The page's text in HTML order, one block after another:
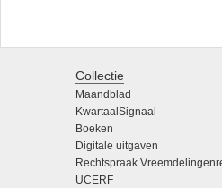
Collectie
Maandblad
KwartaalSignaal
Boeken
Digitale uitgaven
Rechtspraak
UCERF